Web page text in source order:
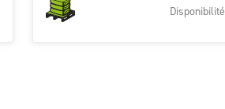
Disponibilité